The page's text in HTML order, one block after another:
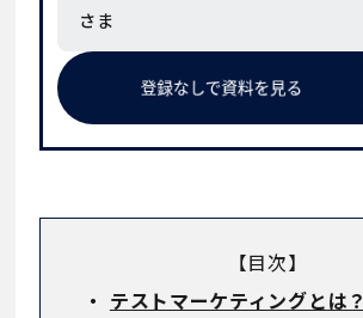
さま
【目次】
・ テストマーケティングとは？